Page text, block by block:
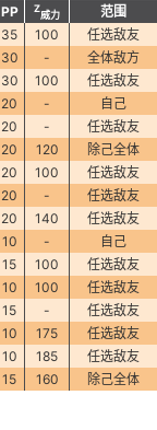
PP Z
威力
范围
35 100
任选敌友
30 -
全体敌方
30 100
任选敌友
20 -
自己
20 -
任选敌友
20 120
除己全体
20 100
任选敌友
20 -
任选敌友
20 140
任选敌友
10 -
自己
15 100
任选敌友
10 100
任选敌友
15 -
任选敌友
10 175
任选敌友
10 185
任选敌友
15 160 除己全体